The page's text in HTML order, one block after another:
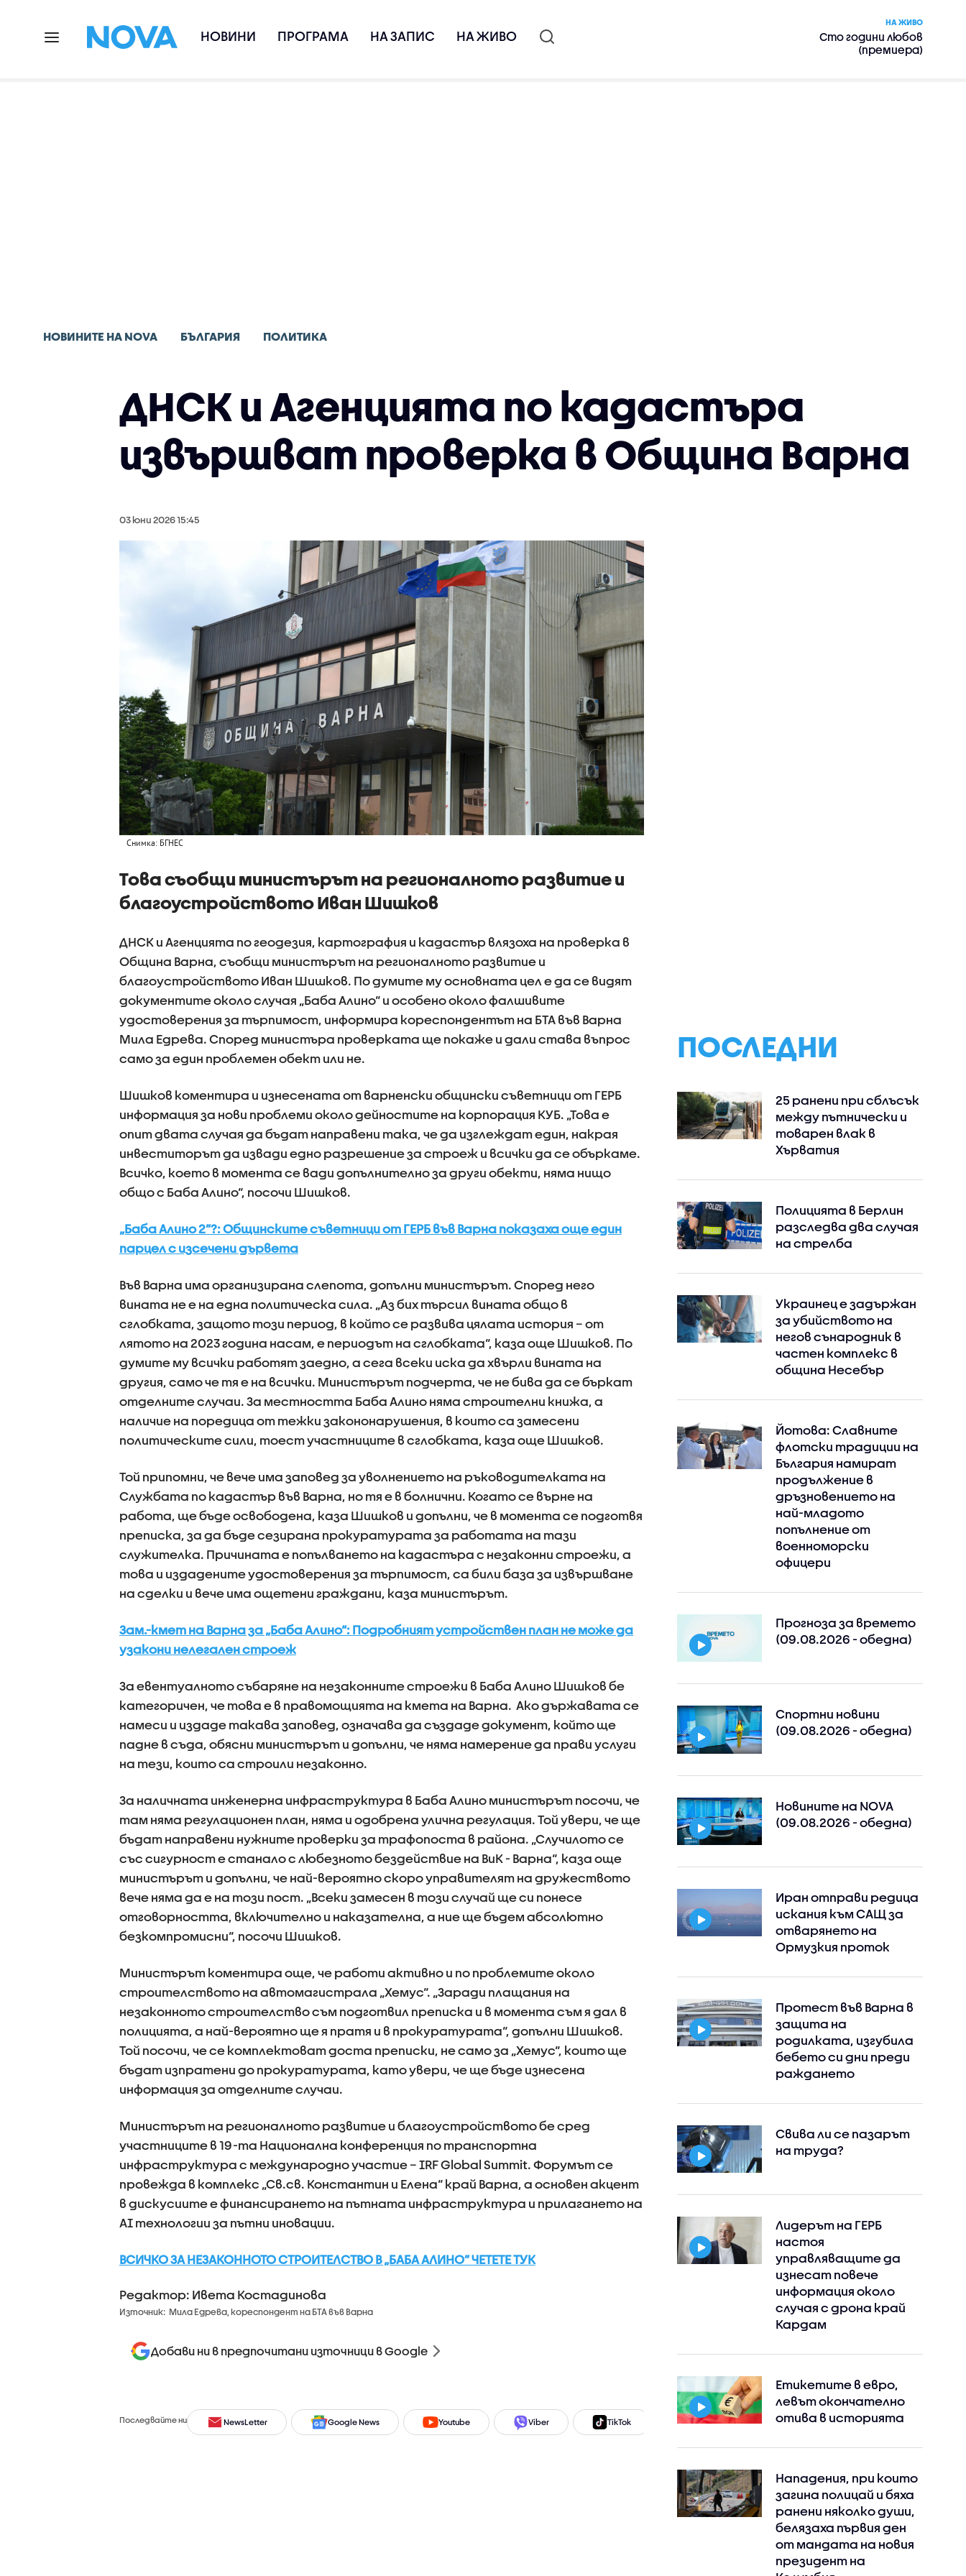
НОВИНИ ПРОГРАМА НА ЗАПИС НА ЖИВО
НА ЖИВО
Сто години любов
(премиера)
НОВИНИТЕ НА NOVA БЪЛГАРИЯ ПОЛИТИКА
ДНСК и Агенцията по кадастъра
извършват проверка в Община Варна
03 юни 2026 15:45
Снимка: БГНЕС
Това съобщи министърът на регионалното развитие и
благоустройството Иван Шишков
ДНСК и Агенцията по геодезия, картография и кадастър влязоха на проверка в
Община Варна, съобщи министърът на регионалното развитие и
благоустройството Иван Шишков. По думите му основната цел е да се видят
документите около случая „Баба Алино“ и особено около фалшивите
удостоверения за търпимост, информира кореспондентът на БТА във Варна
Мила Едрева. Според министъра проверката ще покаже и дали става въпрос
само за един проблемен обект или не.
Шишков коментира и изнесената от варненски общински съветници от ГЕРБ
информация за нови проблеми около дейностите на корпорация КУБ. „Това е
опит двата случая да бъдат направени така, че да изглеждат един, накрая
инвеститорът да извади едно разрешение за строеж и всички да се объркаме.
Всичко, което в момента се вади допълнително за други обекти, няма нищо
общо с Баба Алино“, посочи Шишков.
„Баба Алино 2”?: Общинските съветници от ГЕРБ във Варна показаха още един
парцел с изсечени дървета
Във Варна има организирана слепота, допълни министърът. Според него
вината не е на една политическа сила. „Аз бих търсил вината общо в
сглобката, защото този период, в който се развива цялата история – от
лятото на 2023 година насам, е периодът на сглобката“, каза още Шишков. По
думите му всички работят заедно, а сега всеки иска да хвърли вината на
другия, само че тя е на всички. Министърът подчерта, че не бива да се бъркат
отделните случаи. За местността Баба Алино няма строителни книжа, а
наличие на поредица от тежки закононарушения, в които са замесени
политическите сили, тоест участниците в сглобката, каза още Шишков.
Той припомни, че вече има заповед за уволнението на ръководителката на
Службата по кадастър във Варна, но тя е в болнични. Когато се върне на
работа, ще бъде освободена, каза Шишков и допълни, че в момента се подготвя
преписка, за да бъде сезирана прокуратурата за работата на тази
служителка. Причината е попълването на кадастъра с незаконни строежи, а
това и издадените удостоверения за търпимост, са били база за извършване
на сделки и вече има ощетени граждани, каза министърът.
Зам.-кмет на Варна за „Баба Алино“: Подробният устройствен план не може да
узакони нелегален строеж
За евентуалното събаряне на незаконните строежи в Баба Алино Шишков бе
категоричен, че това е в правомощията на кмета на Варна. Ако държавата се
намеси и издаде такава заповед, означава да създаде документ, който ще
падне в съда, обясни министърът и допълни, че няма намерение да прави услуги
на тези, които са строили незаконно.
За наличната инженерна инфраструктура в Баба Алино министърът посочи, че
там няма регулационен план, няма и одобрена улична регулация. Той увери, че ще
бъдат направени нужните проверки за трафопоста в района. „Случилото се
със сигурност е станало с любезното бездействие на ВиК - Варна“, каза още
министърът и допълни, че най-вероятно скоро управителят на дружеството
вече няма да е на този пост. „Всеки замесен в този случай ще си понесе
отговорността, включително и наказателна, а ние ще бъдем абсолютно
безкомпромисни“, посочи Шишков.
Министърът коментира още, че работи активно и по проблемите около
строителството на автомагистрала „Хемус“. „Заради плащания на
незаконното строителство съм подготвил преписка и в момента съм я дал в
полицията, а най-вероятно ще я пратя и в прокуратурата“, допълни Шишков.
Той посочи, че се комплектоват доста преписки, не само за „Хемус“, които ще
бъдат изпратени до прокуратурата, като увери, че ще бъде изнесена
информация за отделните случаи.
Министърът на регионалното развитие и благоустройството бе сред
участниците в 19-та Национална конференция по транспортна
инфраструктура с международно участие – IRF Global Summit. Форумът се
провежда в комплекс „Св.св. Константин и Елена“ край Варна, а основен акцент
в дискусиите е финансирането на пътната инфраструктура и прилагането на
AI технологии за пътни иновации.
ВСИЧКО ЗА НЕЗАКОННОТО СТРОИТЕЛСТВО В „БАБА АЛИНО” ЧЕТЕТЕ ТУК
Редактор: Ивета Костадинова
Източник: Мила Едрева, кореспондент на БТА във Варна
Добави ни в предпочитани източници в Google
Последвайте ни NewsLetter Google News Youtube Viber TikTok Instagram Facebook
ПОСЛЕДНИ
25 ранени при сблъсък
между пътнически и
товарен влак в
Хърватия
Полицията в Берлин
разследва два случая
на стрелба
Украинец е задържан
за убийството на
негов сънародник в
частен комплекс в
община Несебър
Йотова: Славните
флотски традиции на
България намират
продължение в
дръзновението на
най-младото
попълнение от
военноморски
офицери
Прогноза за времето
(09.08.2026 - обедна)
Спортни новини
(09.08.2026 - обедна)
Новините на NOVA
(09.08.2026 - обедна)
Иран отправи редица
искания към САЩ за
отварянето на
Ормузкия проток
Протест във Варна в
защита на
родилката, изгубила
бебето си дни преди
раждането
Свива ли се пазарът
на труда?
Лидерът на ГЕРБ
настоя
управляващите да
изнесат повече
информация около
случая с дрона край
Кардам
Етикетите в евро,
левът окончателно
отива в историята
Нападения, при които
загина полицай и бяха
ранени няколко души,
белязаха първия ден
от мандата на новия
президент на